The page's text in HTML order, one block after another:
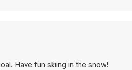
Have fun skiing in the snow!